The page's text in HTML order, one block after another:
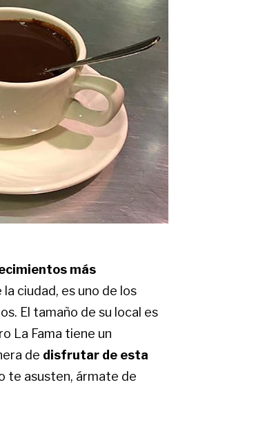
más
ciudad, es uno de los
El tamaño de su local es
La Fama tiene un
de disfrutar de esta
te asusten, ármate de